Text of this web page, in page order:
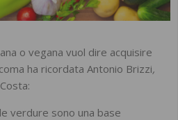
o vegana vuol dire acquisire
ha ricordata Antonio Brizzi,
verdure sono una base